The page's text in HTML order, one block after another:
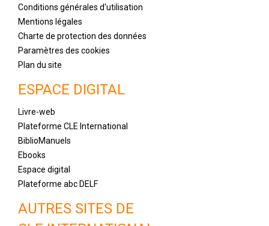
Conditions générales d'utilisation
Mentions légales
Charte de protection des données
Paramètres des cookies
Plan du site
ESPACE DIGITAL
Livre-web
Plateforme CLE International
BiblioManuels
Ebooks
Espace digital
Plateforme abc DELF
AUTRES SITES DE